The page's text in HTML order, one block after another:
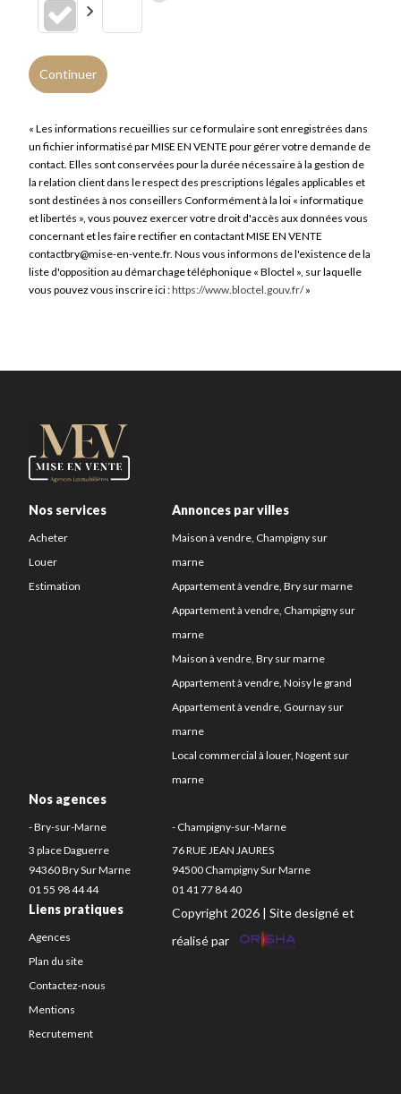
Continuer
« Les informations recueillies sur ce formulaire sont enregistrées dans
un fichier informatisé par MISE EN VENTE pour gérer votre demande de
contact. Elles sont conservées pour la durée nécessaire à la gestion de
la relation client dans le respect des prescriptions légales applicables et
sont destinées à nos conseillers Conformément à la loi « informatique
et libertés », vous pouvez exercer votre droit d'accès aux données vous
concernant et les faire rectifier en contactant MISE EN VENTE
contactbry@mise-en-vente.fr. Nous vous informons de l'existence de la
liste d'opposition au démarchage téléphonique « Bloctel », sur laquelle
vous pouvez vous inscrire ici :https://www.bloctel.gouv.fr/»
Nos services
Acheter
Louer
Estimation
Annonces par villes
Maison à vendre, Champigny sur
marne
Appartement à vendre, Bry sur marne
Appartement à vendre, Champigny sur
marne
Maison à vendre, Bry sur marne
Appartement à vendre, Noisy le grand
Appartement à vendre, Gournay sur
marne
Local commercial à louer, Nogent sur
marne
Nos agences
- Bry-sur-Marne
3 place Daguerre
94360 Bry Sur Marne
01 55 98 44 44
- Champigny-sur-Marne
76 RUE JEAN JAURES
94500 Champigny Sur Marne
01 41 77 84 40
Liens pratiques
Agences
Plan du site
Contactez-nous
Mentions
Recrutement
Copyright 2026 | Site designé et
réalisé par